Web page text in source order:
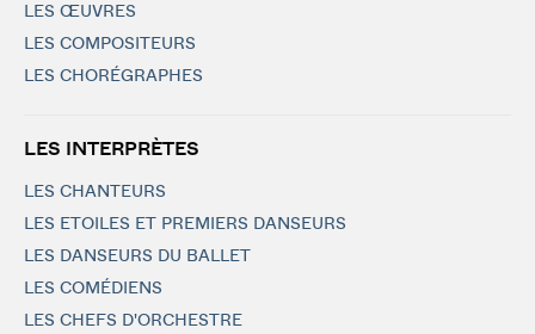
LES ŒUVRES
LES COMPOSITEURS
LES CHORÉGRAPHES
LES INTERPRÈTES
LES CHANTEURS
LES ETOILES ET PREMIERS DANSEURS
LES DANSEURS DU BALLET
LES COMÉDIENS
LES CHEFS D'ORCHESTRE